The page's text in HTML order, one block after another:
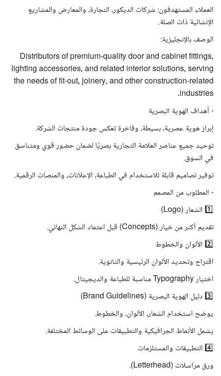
العملاء المستهدفون: شركات الديكور، النجارة، والمعارض والمشاريع
الإنشائية ذات الصلة.
الوصف بالإنجليزية:
Distributors of premium-quality door and cabinet fittings,
lighting accessories, and related interior solutions, serving
the needs of fit-out, joinery, and other construction-related
industries.
- أهداف الهوية البصرية
إبراز هوية عصرية، بسيطة، وفاخرة تعكس جودة منتجات الشركة.
توحيد جميع عناصر العلامة التجارية بصريًا لضمان حضور قوي ومتناسق
في السوق.
توفير تصاميم قابلة للاستخدام في الطباعة، الإعلانات، والمنصات الرقمية.
- المطلوب من المصمم
1️⃣ الشعار (Logo)
تقديم أكثر من خيار (Concepts) قبل اعتماد الشكل النهائي.
2️⃣ الألوان والخطوط
اقتراح وتحديد الألوان الرئيسية والثانوية.
اختيار Typography مناسبة للطباعة والديجيتال.
3️⃣ دليل الهوية البصرية (Brand Guidelines)
يوضح استخدام الشعار، الألوان، والخطوط.
يشمل الأنماط الجرافيكية والتطبيقات على الوسائط المختلفة.
4️⃣ التطبيقات والمستلزمات
ورق مراسلات (Letterhead).